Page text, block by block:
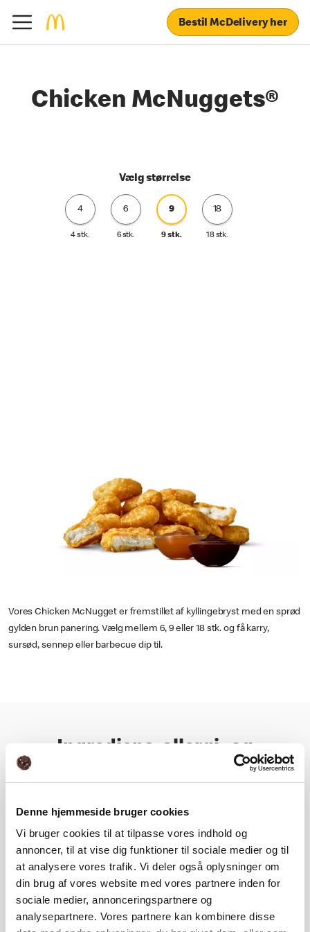
Denne hjemmeside bruger cookies
Vi bruger cookies til at tilpasse vores indhold og
annoncer, til at vise dig funktioner til sociale medier og til
at analysere vores trafik. Vi deler også oplysninger om
din brug af vores website med vores partnere inden for
sociale medier, annonceringspartnere og
analysepartnere. Vores partnere kan kombinere disse
Bestil McDelivery her
Chicken McNuggets®
Vælg størrelse
4
4 stk.
6
6 stk.
9
9 stk.
18
18 stk.
Vores Chicken McNugget er fremstillet af kyllingebryst med en sprød
gylden brun panering. Vælg mellem 6, 9 eller 18 stk. og få karry,
sursød, sennep eller barbecue dip til.
Ingrediens, allergi- og
næringsoplysning
Næringsindhold
Ingrediens- og allergioplysning